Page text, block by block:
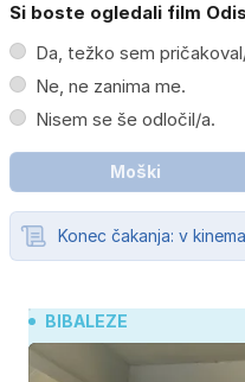
Si boste ogledali film
Da, težko sem
Ne, ne zanima me.
Nisem se še odločil/a.
Moški
Konec čakanja: v
BIBALEZE